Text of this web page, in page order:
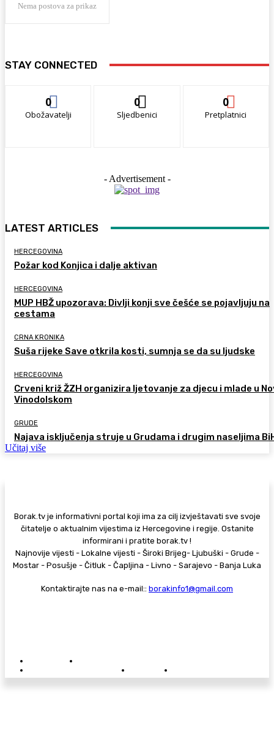
Nema postova za prikaz
STAY CONNECTED
0
Obožavatelji
0
Sljedbenici
0
Pretplatnici
- Advertisement -
LATEST ARTICLES
HERCEGOVINA
Požar kod Konjica i dalje aktivan
HERCEGOVINA
MUP HBŽ upozorava: Divlji konji sve češće se pojavljuju na
cestama
CRNA KRONIKA
Suša rijeke Save otkrila kosti, sumnja se da su ljudske
HERCEGOVINA
Crveni križ ŽZH organizira ljetovanje za djecu i mlade u
Vinodolskom
GRUDE
Najava isključenja struje u Grudama i drugim naseljima
Učitaj više
Borak.tv je informativni portal koji ima za cilj izvještavati sve svoje
čitatelje o aktualnim vijestima iz Hercegovine i regije. Ostanite
informirani i pratite borak.tv !
Najnovije vijesti - Lokalne vijesti - Široki Brijeg- Ljubuški - Grude -
Mostar - Posušje - Čitluk - Čapljina - Livno - Sarajevo - Banja Luka
Kontaktirajte nas na e-mail:: borakinfo1@gmail.com